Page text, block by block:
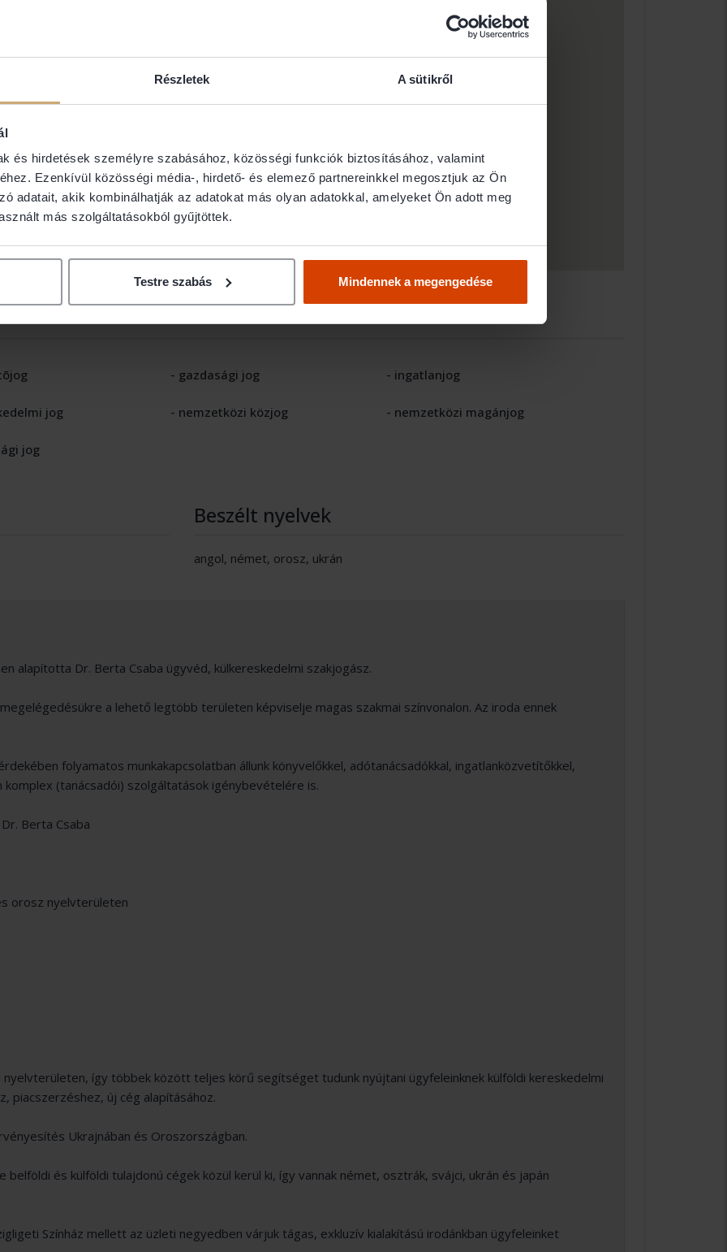
Részletek A sütikről
és hirdetések személyre szabásához, közösségi funkciók biztosításához, valamint
Ezenkívül közösségi média-, hirdető- és elemező partnereinkkel megosztjuk az Ön
adatait, akik kombinálhatják az adatokat más olyan adatokkal, amelyeket Ön adott meg
más szolgáltatásokból gyűjtöttek.
Testre szabás Mindennek a megengedése
- gazdasági jog - ingatlanjog
jog - nemzetközi közjog - nemzetközi magánjog
jog
Beszélt nyelvek
angol, német, orosz, ukrán
alapította Dr. Berta Csaba ügyvéd, külkereskedelmi szakjogász.
a lehető legtöbb területen képviselje magas szakmai színvonalon. Az iroda ennek
folyamatos munkakapcsolatban állunk könyvelőkkel, adótanácsadókkal, ingatlanközvetítőkkel,
(tanácsadói) szolgáltatások igénybevételére is.
Berta Csaba
orosz nyelvterületen
így többek között teljes körű segítséget tudunk nyújtani ügyfeleinknek külföldi kereskedelmi
piacszerzéshez, új cég alapításához.
Ukrajnában és Oroszországban.
és külföldi tulajdonú cégek közül kerül ki, így vannak német, osztrák, svájci, ukrán és japán
Színház mellett az üzleti negyedben várjuk tágas, exkluzív kialakítású irodánkban ügyfeleinket